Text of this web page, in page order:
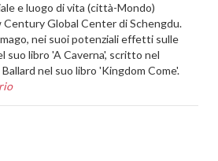
e luogo di vita (città-Mondo)
Century Global Center di Schengdu.
nei suoi potenziali effetti sulle
suo libro 'A Caverna', scritto nel
nel suo libro 'Kingdom Come'.